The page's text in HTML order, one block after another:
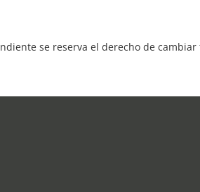
se reserva el derecho de cambiar